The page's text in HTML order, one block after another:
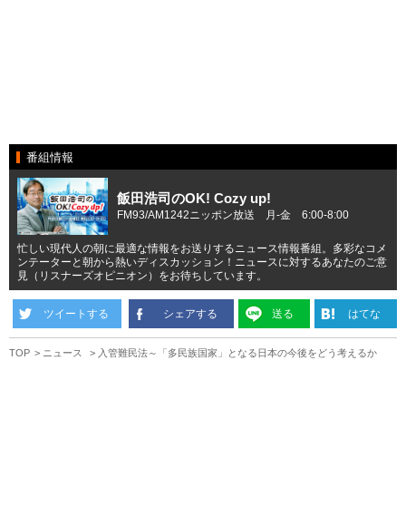
番組情報
飯田浩司のOK! Cozy up!
FM93/AM1242ニッポン放送 月-金 6:00-8:00
忙しい現代人の朝に最適な情報をお送りするニュース情報番組。多彩なコメ
ンテーターと朝から熱いディスカッション！ニュースに対するあなたのご意
見（リスナーズオピニオン）をお待ちしています。
ツイートする シェアする 送る はてな
TOP ニュース 入管難民法～「多民族国家」となる日本の今後をどう考えるか